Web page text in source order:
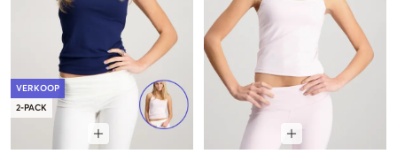
VERKOOP
2-PACK